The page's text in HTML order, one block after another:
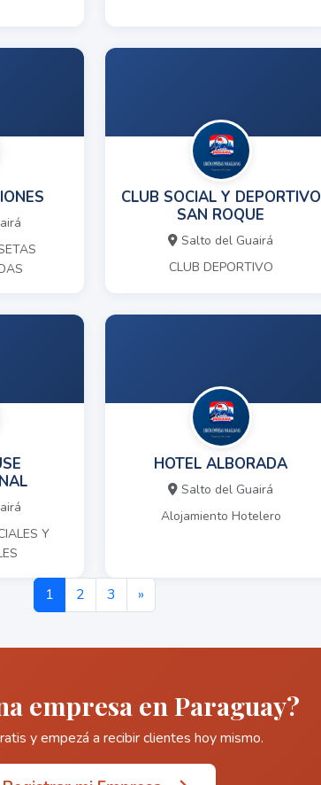
CLUB SOCIAL Y DEPORTIVO
SAN ROQUE
Salto del Guairá
CLUB DEPORTIVO
Y
HOTEL ALBORADA
Salto del Guairá
Alojamiento Hotelero
1 2 3 »
empresa en Paraguay?
y empezá a recibir clientes hoy mismo.